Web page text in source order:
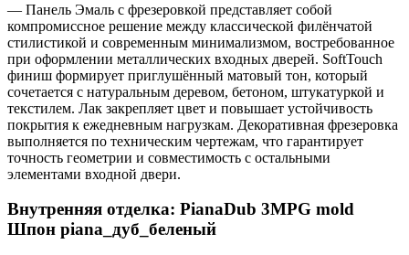
— Панель Эмаль с фрезеровкой представляет собой
компромиссное решение между классической филёнчатой
стилистикой и современным минимализмом, востребованное
при оформлении металлических входных дверей. SoftTouch
финиш формирует приглушённый матовый тон, который
сочетается с натуральным деревом, бетоном, штукатуркой и
текстилем. Лак закрепляет цвет и повышает устойчивость
покрытия к ежедневным нагрузкам. Декоративная фрезеровка
выполняется по техническим чертежам, что гарантирует
точность геометрии и совместимость с остальными
элементами входной двери.
Внутренняя отделка: PianaDub 3MPG mold
Шпон piana_дуб_беленый